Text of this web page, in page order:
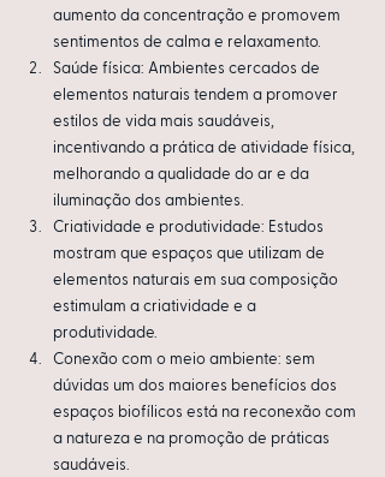
aumento da concentração e promovem
sentimentos de calma e relaxamento.
Saúde física: Ambientes cercados de
elementos naturais tendem a promover
estilos de vida mais saudáveis,
incentivando a prática de atividade física,
melhorando a qualidade do ar e da
iluminação dos ambientes.
Criatividade e produtividade: Estudos
mostram que espaços que utilizam de
elementos naturais em sua composição
estimulam a criatividade e a
produtividade.
Conexão com o meio ambiente: sem
dúvidas um dos maiores benefícios dos
espaços biofílicos está na reconexão com
a natureza e na promoção de práticas
saudáveis.